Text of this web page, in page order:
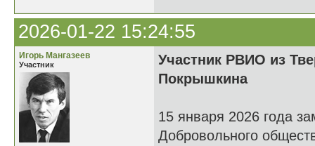
2026-01-22 15:24:55
Игорь Мангазеев
Участник
Участник РВИО из
Покрышкина
15 января 2026 года
Добровольного